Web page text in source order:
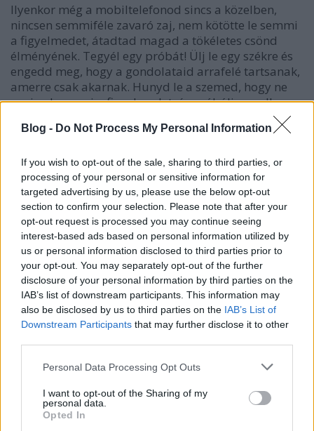
Blog - Do Not Process My Personal Information
If you wish to opt-out of the sale, sharing to third parties, or
processing of your personal or sensitive information for
targeted advertising by us, please use the below opt-out
section to confirm your selection. Please note that after your
opt-out request is processed you may continue seeing
interest-based ads based on personal information utilized by
us or personal information disclosed to third parties prior to
your opt-out. You may separately opt-out of the further
disclosure of your personal information by third parties on the
IAB’s list of downstream participants. This information may
also be disclosed by us to third parties on the IAB’s List of
Downstream Participants that may further disclose it to other
Please note that this website/app uses one or more Google
not limited to your visit or usage behaviour. You may click to
grant or deny consent to Google and its third-party tags to
use your data for below specified purposes in below Google
Personal Data Processing Opt Outs
I want to opt-out of the Sharing of my
personal data.
Opted In
Ilyenkor még a mobiltelefonod sincs a közelben,
nincsen semmiféle zavaró zaj, nem kötötte le semmi
a figyelmedet, átadtad magad a tökéletes csönd
élményének. Tegyél egy próbát! Ülj le egy székre és
engedd meg, hogy a gondolataid arrafelé tartsanak,
amerre csak akarnak. Hunyd le a szemed, hogy ne
vonja el semmi a figyelmedet, és próbálj csendben
"figyelni"! Ez a figyelés nem az, amikor kíváncsian
felfigyelsz valamire a környezetedben, inkább olyan
hogy arra gondoljon, amire ő akar, nem irányítasz
semmit, csak hagyod, hogy minden csendes
maradjon körülötted, és éld át ezt az érzést ameddig
jólesik. Észre fogod venni, hogy nem is olyan
egyszerű csakúgy csendben üldögélni, minden cél
nélkül, minden figyelem nélkül, minden akarat
nélkül. Nagyon hasznos egy ilyen próbálkozás és
rendkívül nehéz ezt a mai rohanó tempójú
világunkban megtenni. Mindig kimerültek vagyunk,
és nem tudjuk átadni ilyen helyzetben magunkat a
csendes pihenésnek. Pedig aki olyan területen
dolgozik, hogy az idegrendszere túl van feszítve,
őneki külön elő kellene írni, hogy esetleg óránként,
kétóránként leüljön egy kicsit egy székre és
sikerül ez majd neki, de ha nyitott az illető erre a
gyakorlatra, a többszöri próbálkozás meghozhatja